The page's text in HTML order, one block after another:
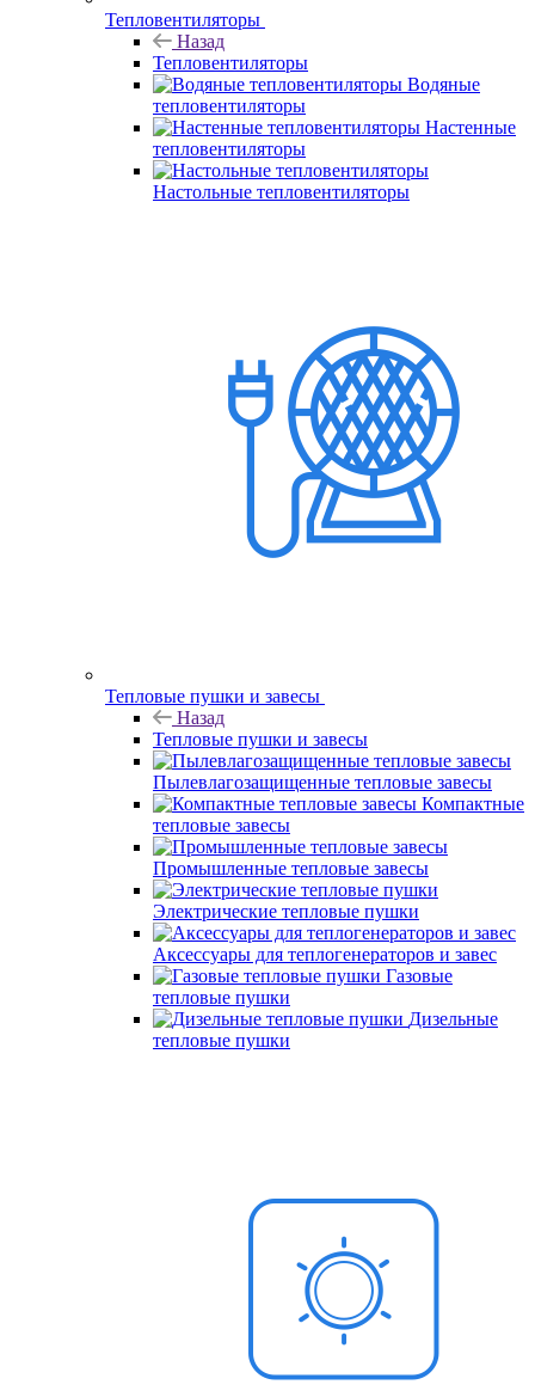
Тепловентиляторы
Назад
Тепловентиляторы
Водяные
тепловентиляторы
Настенные
тепловентиляторы
Настольные тепловентиляторы
Тепловые пушки и завесы
Назад
Тепловые пушки и завесы
Пылевлагозащищенные тепловые завесы
Компактные
тепловые завесы
Промышленные тепловые завесы
Электрические тепловые пушки
Аксессуары для теплогенераторов и завес
Газовые
тепловые пушки
Дизельные
тепловые пушки